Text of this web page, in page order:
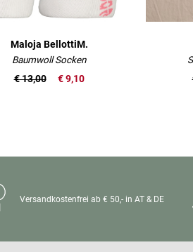
Maloja BellottiM.
Baumwoll Socken
€ 9,10
€ 13,00
Versandkostenfrei ab € 50,- in AT & DE